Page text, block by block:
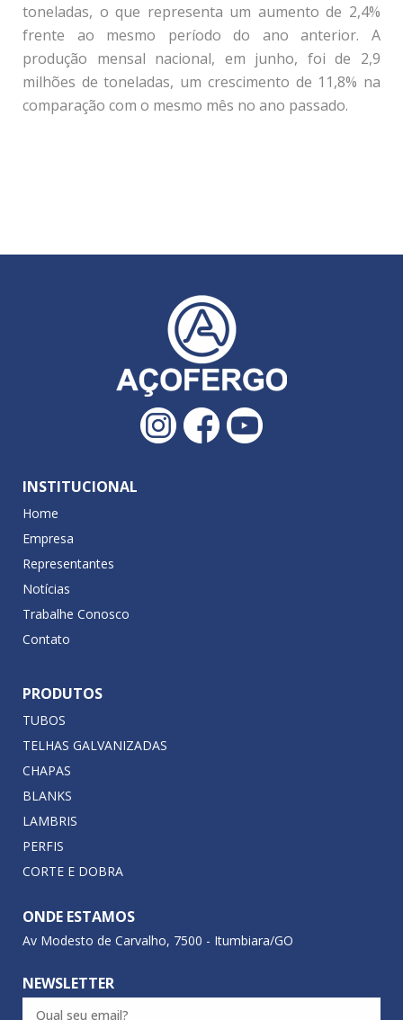
toneladas, o que representa um aumento de 2,4%
frente ao mesmo período do ano anterior. A
produção mensal nacional, em junho, foi de 2,9
milhões de toneladas, um crescimento de 11,8% na
comparação com o mesmo mês no ano passado.
INSTITUCIONAL
Home
Empresa
Representantes
Notícias
Trabalhe Conosco
Contato
PRODUTOS
TUBOS
TELHAS GALVANIZADAS
CHAPAS
BLANKS
LAMBRIS
PERFIS
CORTE E DOBRA
ONDE ESTAMOS
Av Modesto de Carvalho, 7500 - Itumbiara/GO
NEWSLETTER